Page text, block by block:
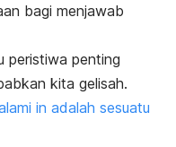
bagi menjawab
peristiwa penting
kita gelisah.
in adalah sesuatu